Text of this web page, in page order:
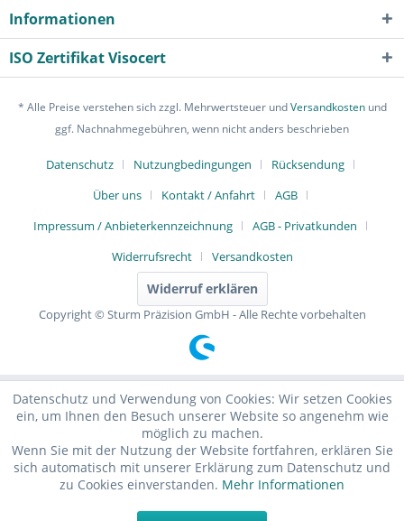
Informationen
ISO Zertifikat Visocert
* Alle Preise verstehen sich zzgl. Mehrwertsteuer undVersandkostenund
ggf. Nachnahmegebühren, wenn nicht anders beschrieben
Datenschutz Nutzungbedingungen
Rücksendung
Über uns
Kontakt / Anfahrt
AGB
Impressum / Anbieterkennzeichnung
AGB - Privatkunden
Widerrufsrecht
Versandkosten
Widerruf erklären
Copyright © Sturm Präzision GmbH - Alle Rechte vorbehalten
Datenschutz und Verwendung von Cookies: Wir setzen Cookies
ein, um Ihnen den Besuch unserer Website so angenehm wie
möglich zu machen.
Wenn Sie mit der Nutzung der Website fortfahren, erklären Sie
sich automatisch mit unserer Erklärung zum Datenschutz und
zu Cookies einverstanden. Mehr Informationen